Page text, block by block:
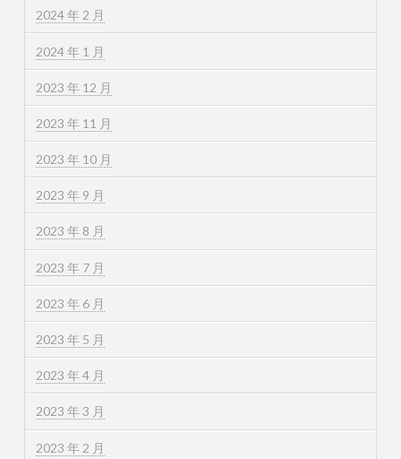
2024 年 2 月
2024 年 1 月
2023 年 12 月
2023 年 11 月
2023 年 10 月
2023 年 9 月
2023 年 8 月
2023 年 7 月
2023 年 6 月
2023 年 5 月
2023 年 4 月
2023 年 3 月
2023 年 2 月